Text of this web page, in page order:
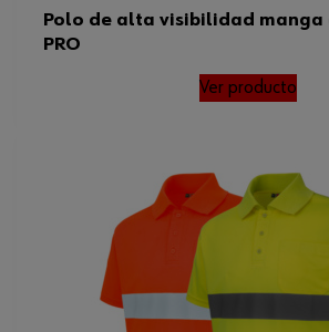
Polo de alta visibilidad manga
PRO
Ver producto